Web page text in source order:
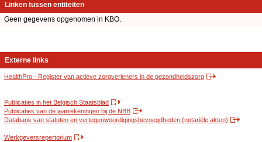
Linken tussen entiteiten
Geen gegevens opgenomen in KBO.
Externe links
HealthPro - Register van actieve zorgverleners in de gezondheidszorg
Publicaties in het Belgisch Staatsblad
Publicaties van de jaarrekeningen bij de NBB
Databank van statuten en vertegenwoordigingsbevoegdheden (notariële akten)
Werkgeversrepertorium